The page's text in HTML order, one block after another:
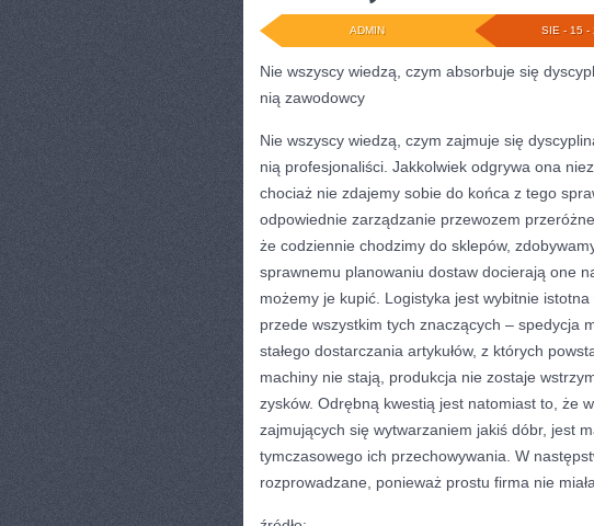
SIE - 15 -
ADMIN
Nie wszyscy wiedzą, czym absorbuje się
nią zawodowcy
Nie wszyscy wiedzą, czym zajmuje się
nią profesjonaliści. Jakkolwiek odgrywa ona
chociaż nie zdajemy sobie do końca z tego
odpowiednie zarządzanie przewozem
że codziennie chodzimy do sklepów,
sprawnemu planowaniu dostaw docierają one
możemy je kupić. Logistyka jest wybitnie
przede wszystkim tych znaczących – spedycja
stałego dostarczania artykułów, z których
machiny nie stają, produkcja nie zostaje
zysków. Odrębną kwestią jest natomiast to, że
zajmujących się wytwarzaniem jakiś dóbr, jest
tymczasowego ich przechowywania. W
rozprowadzane, ponieważ prostu firma nie